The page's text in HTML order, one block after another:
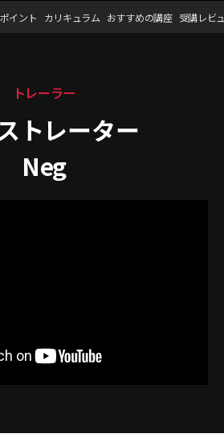
Details
Shortcuts
イント カリキュラム おすすめの講座 受講レビ
トレーラー
トレーター
Neg